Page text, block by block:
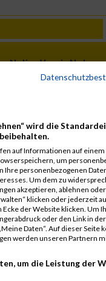
NationVereinNet
AUT
Nation Verein Net
AUT
wird die
auf Informationen auf einem
um
Ihre personenbezogenen
Um dem zu
akzeptieren, ablehnen
klicken oder jederzeit
der Website klicken. Um
oder den Link in
Daten“. Auf dieser Seite
werden unseren Partnern
um die Leistung der